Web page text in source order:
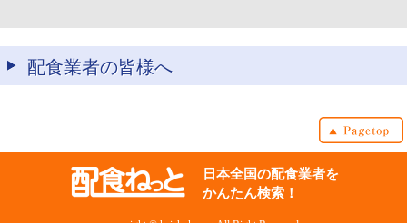
配食業者の皆様へ
日本全国の配食業者を
かんたん検索！